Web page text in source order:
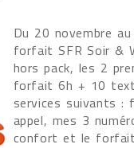
Du 20 novembre
forfait SFR Soir &
hors pack, les 2
forfait 6h + 10
services suivants :
appel, mes 3
confort et le